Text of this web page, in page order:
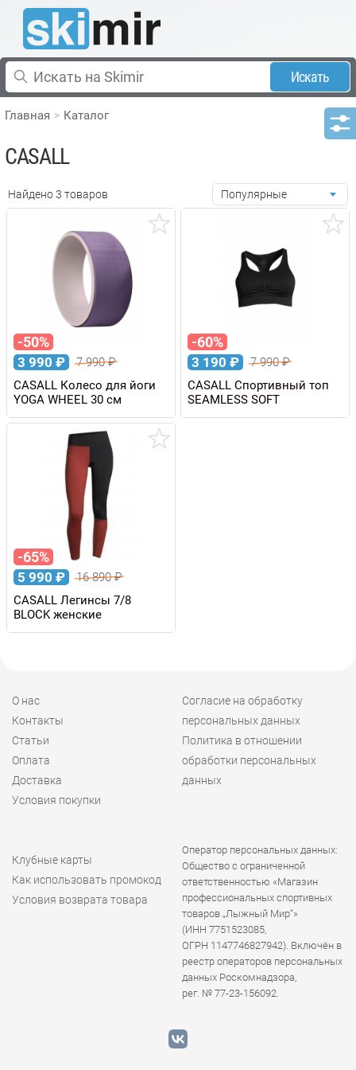
Искать
Главная Каталог
CASALL
Найдено 3 товаров Популярные
-50%
3 990 ₽ 7 990₽
CASALL Колесо для йоги
YOGA WHEEL 30 см
-60%
3 190 ₽ 7 990₽
CASALL Спортивный топ
SEAMLESS SOFT
-65%
5 990 ₽ 16 890₽
CASALL Легинсы 7/8
BLOCK женские
О нас
Контакты
Статьи
Оплата
Доставка
Условия покупки
Согласие на обработку
персональных данных
Политика в отношении
обработки персональных
данных
Клубные карты
Как использовать промокод
Условия возврата товара
Оператор персональных данных:
Общество с ограниченной
ответственностью «Магазин
профессиональных спортивных
товаров „Лыжный Мир“»
(ИНН 7751523085,
ОГРН 1147746827942). Включён в
реестр операторов персональных
данных Роскомнадзора,
рег. № 77-23-156092.